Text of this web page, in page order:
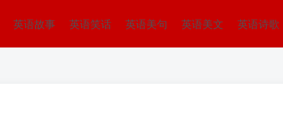
英语故事 英语笑话 英语美句 英语美文 英语诗歌